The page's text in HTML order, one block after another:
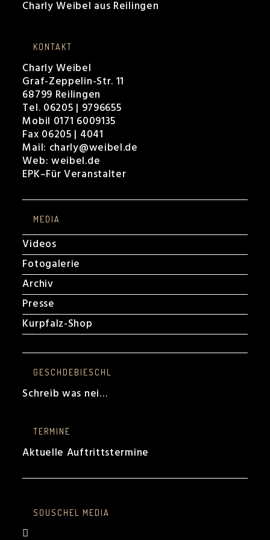
KONTAKT
Charly Weibel
Graf-Zeppelin-Str. 11
68799 Reilingen
Tel. 06205 | 9796655
Mobil 0171 6009135
Fax 06205 | 4041
Mail: charly@weibel.de
Web: weibel.de
EPK–Für Veranstalter
MEDIA
Videos
Fotogalerie
Archiv
Presse
Kurpfalz-Shop
GESCHDEBIESCHL
Schreib was nei…
TERMINE
Aktuelle Auftrittstermine
SOUSCHEL MEDIA